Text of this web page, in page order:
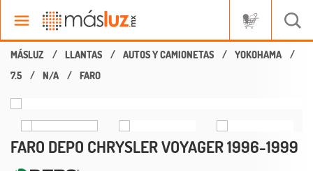
LLANTAS AUTOS Y CAMIONETAS
YOKOHAMA
7.5
N/A FARO
FARO DEPO CHRYSLER VOYAGER 1996-1999